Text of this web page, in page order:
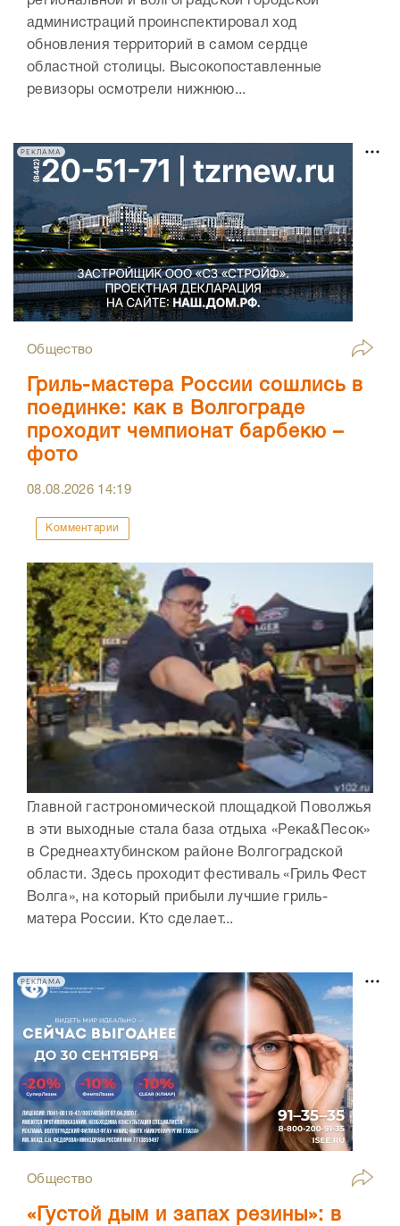
администраций проинспектировал ход
обновления территорий в самом сердце
областной столицы. Высокопоставленные
ревизоры осмотрели нижнюю...
РЕКЛАМА
Общество
Гриль-мастера России сошлись в
поединке: как в Волгограде
проходит чемпионат барбекю –
фото
08.08.2026 14:19
Комментарии
Главной гастрономической площадкой Поволжья
в эти выходные стала база отдыха «Река&Песок»
в Среднеахтубинском районе Волгоградской
области. Здесь проходит фестиваль «Гриль Фест
Волга», на который прибыли лучшие гриль-
матера России. Кто сделает...
РЕКЛАМА
Общество
«Густой дым и запах резины»: в